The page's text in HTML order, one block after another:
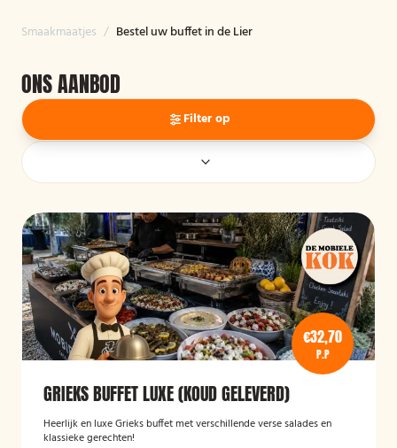
Smaakmaatjes / Bestel uw buffet in de Lier
ONS AANBOD
Filter op
€32,70
P.P
GRIEKS BUFFET LUXE (KOUD GELEVERD)
Heerlijk en luxe Grieks buffet met verschillende verse salades en
klassieke gerechten!